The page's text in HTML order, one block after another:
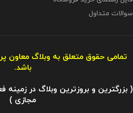
سوالات متداول
تمامی حقوق متعلق به وبلاگ معاون
باشد.
( بزرگترین و بروزترین وبلاگ در زمینه
مجازی )